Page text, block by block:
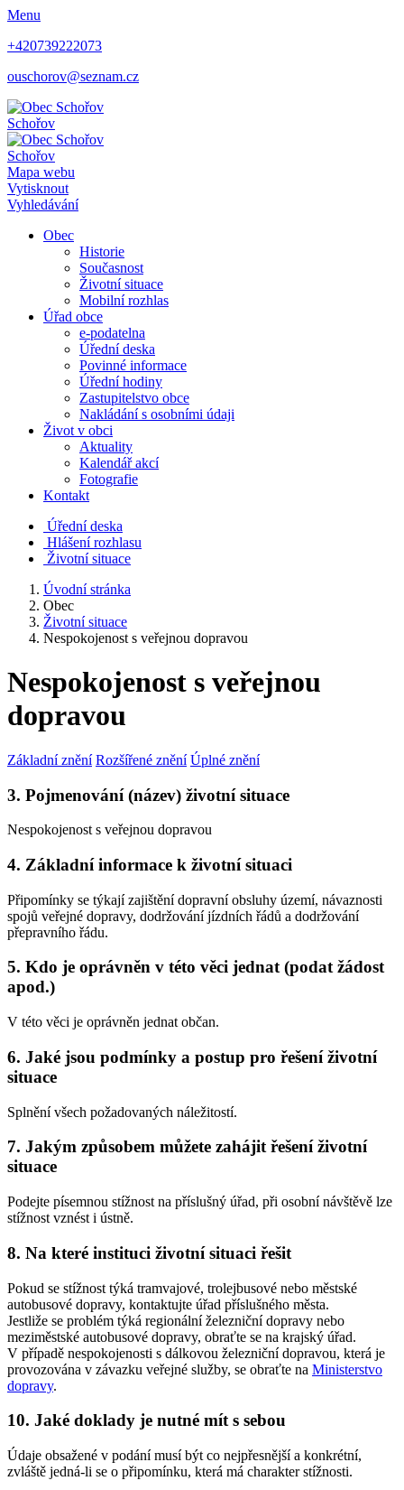
Menu
+420739222073
ouschorov@seznam.cz
Schořov
Schořov
Mapa webu
Vytisknout
Vyhledávání
Obec
Historie
Současnost
Životní situace
Mobilní rozhlas
Úřad obce
e-podatelna
Úřední deska
Povinné informace
Úřední hodiny
Zastupitelstvo obce
Nakládání s osobními údaji
Život v obci
Aktuality
Kalendář akcí
Fotografie
Kontakt
Úřední deska
Hlášení rozhlasu
Životní situace
Úvodní stránka
Obec
Životní situace
Nespokojenost s veřejnou dopravou
Nespokojenost s veřejnou
dopravou
Základní znění Rozšířené znění Úplné znění
3. Pojmenování (název) životní situace
Nespokojenost s veřejnou dopravou
4. Základní informace k životní situaci
Připomínky se týkají zajištění dopravní obsluhy území, návaznosti
spojů veřejné dopravy, dodržování jízdních řádů a dodržování
přepravního řádu.
5. Kdo je oprávněn v této věci jednat (podat žádost
apod.)
V této věci je oprávněn jednat občan.
6. Jaké jsou podmínky a postup pro řešení životní
situace
Splnění všech požadovaných náležitostí.
7. Jakým způsobem můžete zahájit řešení životní
situace
Podejte písemnou stížnost na příslušný úřad, při osobní návštěvě lze
stížnost vznést i ústně.
8. Na které instituci životní situaci řešit
Pokud se stížnost týká tramvajové, trolejbusové nebo městské
autobusové dopravy, kontaktujte úřad příslušného města.
Jestliže se problém týká regionální železniční dopravy nebo
meziměstské autobusové dopravy, obraťte se na krajský úřad.
V případě nespokojenosti s dálkovou železniční dopravou, která je
provozována v závazku veřejné služby, se obraťte na Ministerstvo
dopravy.
10. Jaké doklady je nutné mít s sebou
Údaje obsažené v podání musí být co nejpřesnější a konkrétní,
zvláště jedná-li se o připomínku, která má charakter stížnosti.